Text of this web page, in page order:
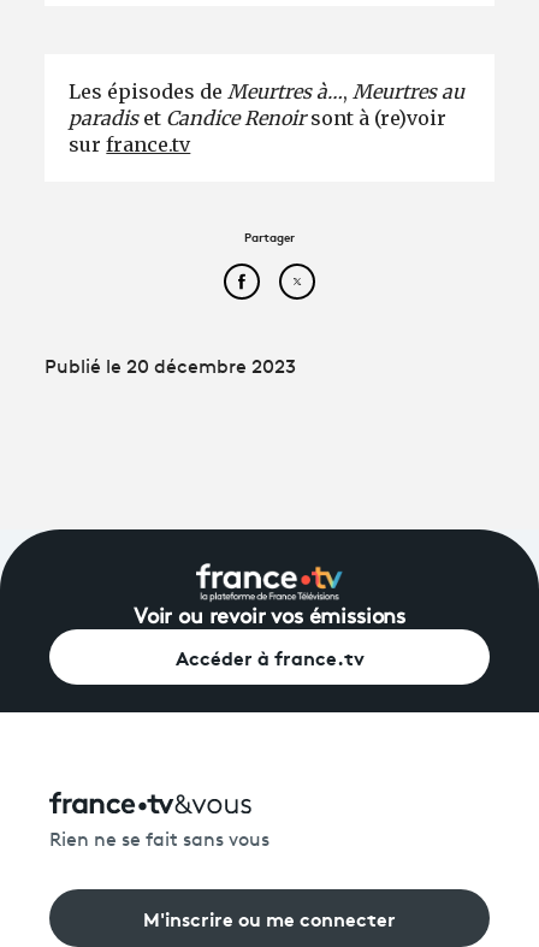
Les épisodes de Meurtres à…, Meurtres au
paradiset Candice Renoirsont à (re)voir
surfrance.tv
Partager
Partager cet article sur
Partager cet article sur
Publié le 20 décembre 2023
Voir ou revoir vos émissions
Accéder à france.tv
Rien ne se fait sans vous
M'inscrire ou me connecter